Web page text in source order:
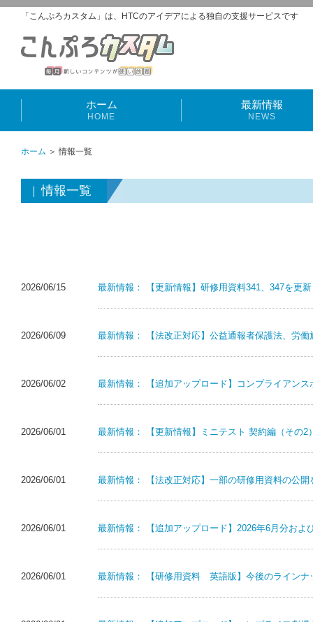
「こんぷろカスタム」は、HTCのアイデアによる独自の支援サービスです
ホーム
HOME
最新情報
NEWS
ホーム ＞ 情報一覧
情報一覧
2026/06/15 最新情報： 【更新情報】研修用資料341、347を更
2026/06/09 最新情報： 【法改正対応】公益通報者保護法、労
2026/06/02 最新情報： 【追加アップロード】コンプライアン
2026/06/01 最新情報： 【更新情報】ミニテスト 契約編（その2
2026/06/01 最新情報： 【法改正対応】一部の研修用資料の公
2026/06/01 最新情報： 【追加アップロード】2026年6月分お
2026/06/01 最新情報： 【研修用資料 英語版】今後のラインナ